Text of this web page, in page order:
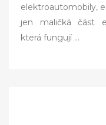
o
n
elektroautomobily,
jen maličká část
která fungují …